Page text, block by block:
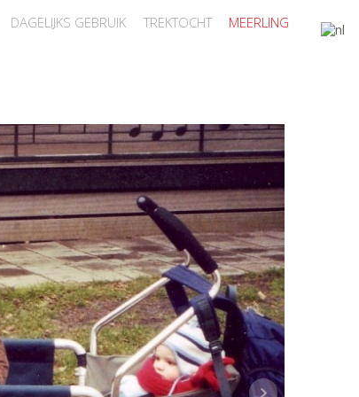
DAGELIJKS GEBRUIK TREKTOCHT MEERLING